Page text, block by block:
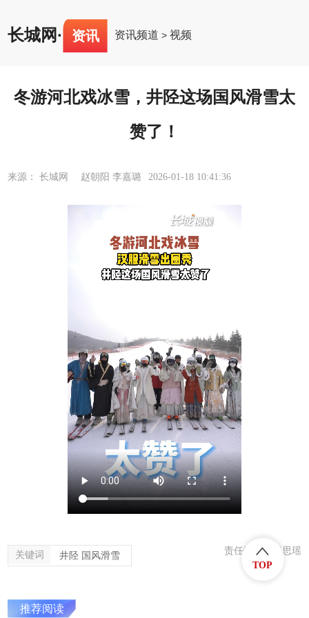
长城网· 资讯 资讯频道 >视频
冬游河北戏冰雪，井陉这场国风滑雪太
赞了！
来源： 长城网 赵朝阳 李嘉璐 2026-01-18 10:41:36
关键词 井陉 国风滑雪 责任编辑：张思瑶
推荐阅读
TOP